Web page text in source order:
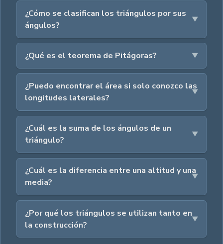
¿Cómo se clasifican los triángulos por sus
ángulos?
¿Qué es el teorema de Pitágoras?
¿Puedo encontrar el área si solo conozco las
longitudes laterales?
¿Cuál es la suma de los ángulos de un
triángulo?
¿Cuál es la diferencia entre una altitud y una
media?
¿Por qué los triángulos se utilizan tanto en
la construcción?